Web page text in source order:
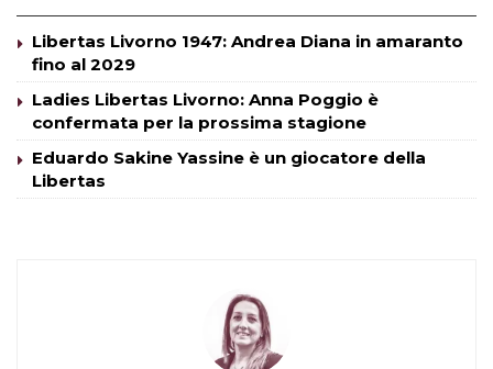
Libertas Livorno 1947: Andrea Diana in amaranto
fino al 2029
Ladies Libertas Livorno: Anna Poggio è
confermata per la prossima stagione
Eduardo Sakine Yassine è un giocatore della
Libertas